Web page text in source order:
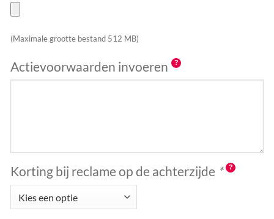
(Maximale grootte bestand 512 MB)
Actievoorwaarden invoeren
Korting bij reclame op de achterzijde *